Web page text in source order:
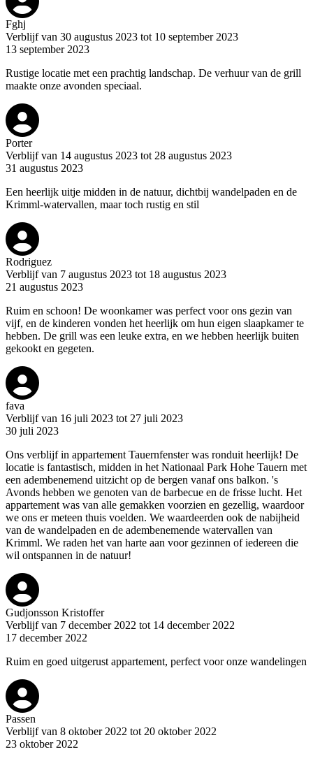
Fghj
Verblijf van 30 augustus 2023 tot 10 september 2023
13 september 2023
Rustige locatie met een prachtig landschap. De verhuur van de grill
maakte onze avonden speciaal.
Porter
Verblijf van 14 augustus 2023 tot 28 augustus 2023
31 augustus 2023
Een heerlijk uitje midden in de natuur, dichtbij wandelpaden en de
Krimml-watervallen, maar toch rustig en stil
Rodriguez
Verblijf van 7 augustus 2023 tot 18 augustus 2023
21 augustus 2023
Ruim en schoon! De woonkamer was perfect voor ons gezin van
vijf, en de kinderen vonden het heerlijk om hun eigen slaapkamer te
hebben. De grill was een leuke extra, en we hebben heerlijk buiten
gekookt en gegeten.
fava
Verblijf van 16 juli 2023 tot 27 juli 2023
30 juli 2023
Ons verblijf in appartement Tauernfenster was ronduit heerlijk! De
locatie is fantastisch, midden in het Nationaal Park Hohe Tauern met
een adembenemend uitzicht op de bergen vanaf ons balkon. 's
Avonds hebben we genoten van de barbecue en de frisse lucht. Het
appartement was van alle gemakken voorzien en gezellig, waardoor
we ons er meteen thuis voelden. We waardeerden ook de nabijheid
van de wandelpaden en de adembenemende watervallen van
Krimml. We raden het van harte aan voor gezinnen of iedereen die
wil ontspannen in de natuur!
Gudjonsson Kristoffer
Verblijf van 7 december 2022 tot 14 december 2022
17 december 2022
Ruim en goed uitgerust appartement, perfect voor onze wandelingen
Passen
Verblijf van 8 oktober 2022 tot 20 oktober 2022
23 oktober 2022